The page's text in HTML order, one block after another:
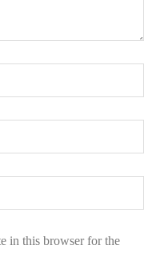
in this browser for the